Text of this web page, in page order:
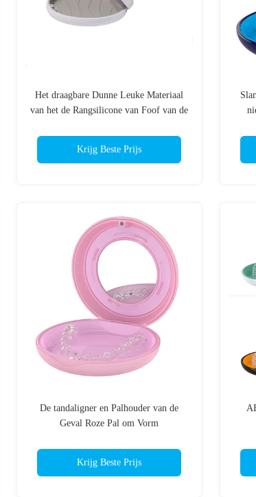
Het draagbare Dunne Leuke Materiaal
van het de Rangsilicone van Foof van de
Krijg Beste Prijs
De tandaligner en Palhouder van de
Geval Roze Pal om Vorm
Krijg Beste Prijs